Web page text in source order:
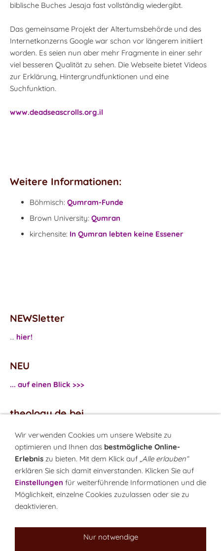
biblische Buches Jesaja fast vollständig wiedergibt.
Das gemeinsame Projekt der Altertumsbehörde und des
Internetkonzerns Google war schon vor längerem initiiert
worden. Es seien nun aber mehr Fragmente in einer sehr
viel besseren Qualität zu sehen. Die Webseite bietet Videos
zur Erklärung, Hintergrundfunktionen und eine
Suchfunktion.
www.deadseascrolls.org.il
Weitere Informationen:
Böhmisch: Qumram-Funde
Brown University: Qumran
kirchensite: In Qumran lebten keine Essener
NEWSletter
... hier!
NEU
... auf einen Blick >>>
theology.de bei
...Facebook
...Twitter
Monatsrätsel
Rätseln & Gewinnen!
Wir verwenden Cookies um unsere Website zu
optimieren und Ihnen das bestmögliche Online-
Erlebnis zu bieten. Mit dem Klick auf „Alle erlauben“
erklären Sie sich damit einverstanden. Klicken Sie auf
Einstellungen für weiterführende Informationen und die
Möglichkeit, einzelne Cookies zuzulassen oder sie zu
deaktivieren.
Nur notwendige